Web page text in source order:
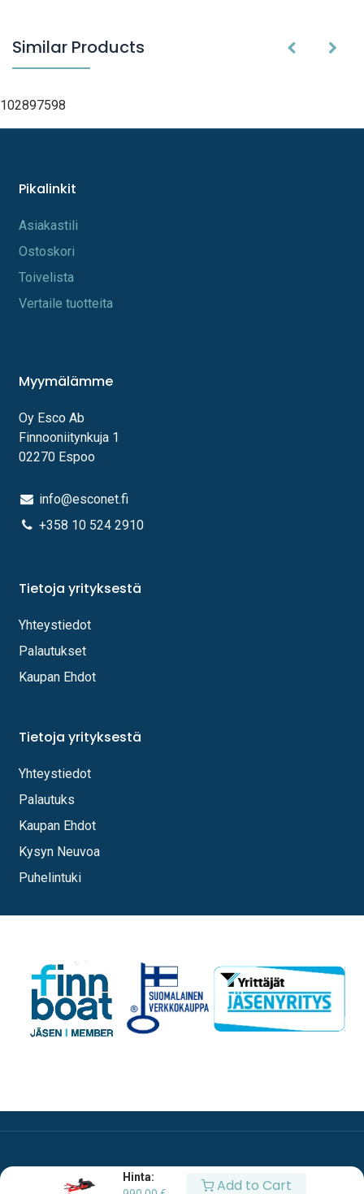
Hinta:
Add to Cart
Similar Products
102897598
Pikalinkit
A​s​iakastili
Os​toskori
Toi​velista
Vertaile tuotteita
Myymälämme
Oy Esco Ab
Finnooniitynkuja 1
02270 Espoo
info@esconet.fi
+358 10 524 2910
Tietoja yrityksestä
Yhteystiedot
Palautukset
Kaupan Ehdot
Tietoja yrityksestä
Yhteystiedot
Palautuks
Kaupan Ehdot
Kysyn Neuvoa
Puhelintuki